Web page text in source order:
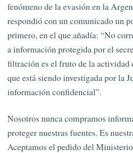
fenómeno de la evasión en la
respondió con un comunicado un
primero, en el que añadía: “No
a información protegida por el
filtración es el fruto de la actividad
que está siendo investigada por la
información confidencial”.
Nosotros nunca compramos
proteger nuestras fuentes. Es
Aceptamos el pedido del